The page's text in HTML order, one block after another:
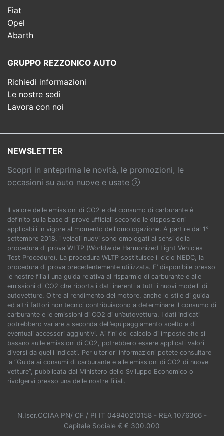
Fiat
Opel
Abarth
GRUPPO REZZONICO AUTO
Richiedi informazioni
Le nostre sedi
Lavora con noi
NEWSLETTER
Scopri in anteprima le novità, le promozioni, le
occasioni su auto nuove e usate
Il valore delle emissioni di CO2 e del consumo di carburante è
definito sulla base di prove ufficiali secondo le disposizioni
applicabili in vigore al momento dell'omologazione. A partire dal 1°
settembre 2018, i veicoli nuovi sono omologati ai sensi della
procedura di prova WLTP (Worldwide Harmonized Light Vehicles
Test Procedure). La procedura WLTP sostituisce il ciclo NEDC, la
procedura di prova precedentemente utilizzata. E’ disponibile presso
le nostre filiali una guida relativa al risparmio di carburante e alle
emissioni di CO2 che riporta i dati inerenti a tutti i nuovi modelli di
autovetture. Oltre al rendimento del motore, anche lo stile di guida
ed altri fattori non tecnici contribuiscono a determinare il consumo di
carburante e le emissioni di CO2 di un’autovettura. I dati indicati
potrebbero variare a seconda dell’equipaggiamento scelto e di
eventuali accessori aggiuntivi. Ai fini del calcolo di imposte che si
basano sulle emissioni di CO2, potrebbero essere applicati valori
diversi da quelli indicati. Per ulteriori informazioni potete consultare
la “Guida ai consumi di carburante e alle emissioni di CO2 di nuove
vetture”, pubblicata dal Ministero dello Sviluppo Economico o
rivolgervi presso una delle nostre filiali.
N.Iscr.CCIAA PN/ CF / PI IT 04940210158 - REA 1076366 -
Capitale Sociale € € 300.000